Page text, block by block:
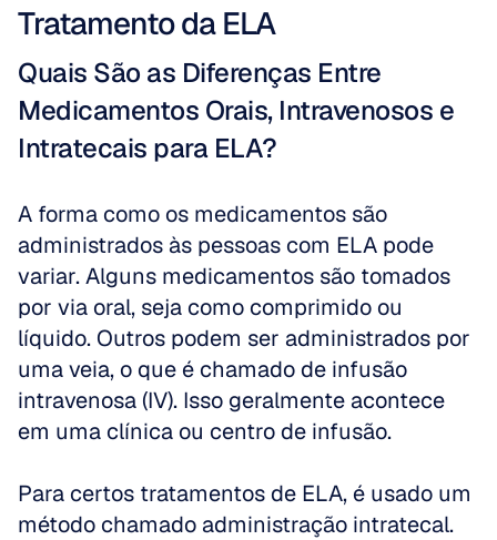
Tratamento da ELA
Quais São as Diferenças Entre
Medicamentos Orais, Intravenosos e
Intratecais para ELA?
A forma como os medicamentos são
administrados às pessoas com ELA pode
variar. Alguns medicamentos são tomados
por via oral, seja como comprimido ou
líquido. Outros podem ser administrados por
uma veia, o que é chamado de infusão
intravenosa (IV). Isso geralmente acontece
em uma clínica ou centro de infusão.
Para certos tratamentos de ELA, é usado um
método chamado administração intratecal.